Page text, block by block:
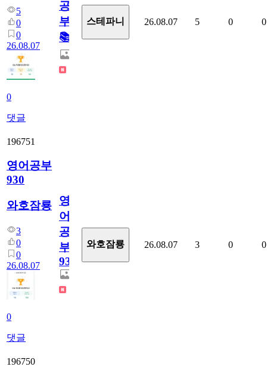
5
0
0
26.08.07
0
댓글
공
부!
📚
스테파니 26.08.07 5 0 0
196751
영어공부
930
와호잠룡
3
0
0
26.08.07
0
댓글
영
어
공
부
930
와호잠룡 26.08.07 3 0 0
196750